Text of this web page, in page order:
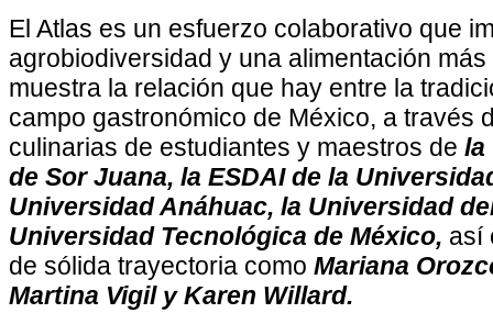
El Atlas es un esfuerzo colaborativo que
agrobiodiversidad y una alimentación
muestra la relación que hay entre la
campo gastronómico de México, a través
culinarias de estudiantes y maestros de la
de Sor Juana, la ESDAI de la
Universidad Anáhuac, la Universidad
Universidad Tecnológica de México, así
de sólida trayectoria como Mariana
Martina Vigil y Karen Willard.